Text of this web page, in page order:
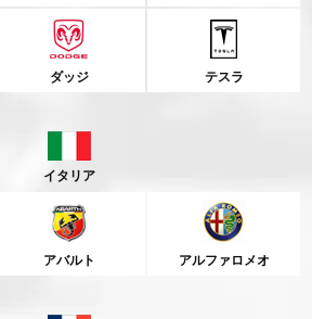
ダッジ テスラ
イタリア
アバルト アルファロメオ